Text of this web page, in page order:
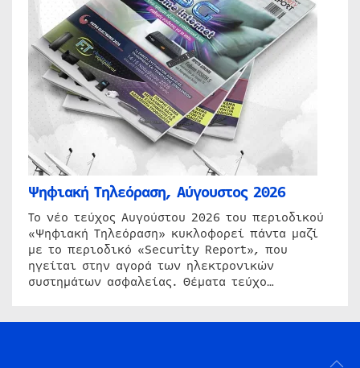
Ψηφιακή Τηλεόραση, Αύγουστος 2026
Το νέο τεύχος Αυγούστου 2026 του περιοδικού
«Ψηφιακή Τηλεόραση» κυκλοφορεί πάντα μαζί
με το περιοδικό «Security Report», που
ηγείται στην αγορά των ηλεκτρονικών
συστημάτων ασφαλείας. Θέματα τεύχο…